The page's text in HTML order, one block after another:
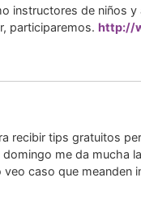
instructores de niños
participaremos. http://
recibir tips gratuitos
domingo me da mucha
veo caso que meanden